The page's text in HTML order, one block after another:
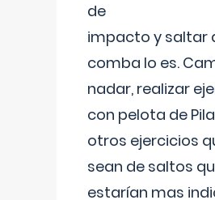
de
impacto y saltar
comba lo es.
nadar, realizar
con pelota de
otros ejercicios
sean de saltos
estarían mas